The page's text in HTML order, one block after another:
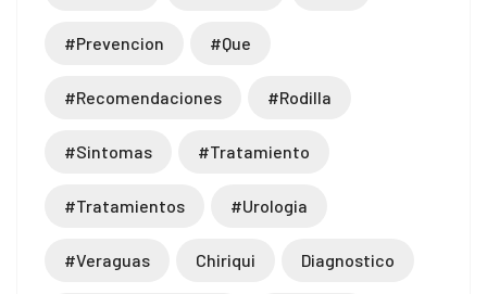
#prevencion #que
#recomendaciones #rodilla
#sintomas #tratamiento
#tratamientos #urologia
#veraguas Chiriqui Diagnostico